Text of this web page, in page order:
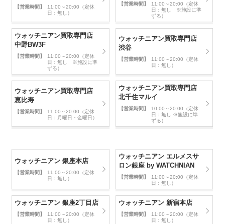
【営業時間】
11:00～20:00（定休
日：無し）
【営業時間】
11:00～20:00（定休
日：無し ※施設に準
ずる）
ウォッチニアン買取専門店
中野BW3F
【営業時間】
11:00～20:00（定休
日：無し ※施設に準
ずる）
ウォッチニアン買取専門店
渋谷
【営業時間】
11:00～20:00（定休
日：無し）
ウォッチニアン買取専門店
恵比寿
【営業時間】
11:00～20:00（定休
日：月曜日・金曜日）
ウォッチニアン買取専門店
北千住マルイ
【営業時間】
10:00～20:00（定休
日：無し ※施設に準
ずる）
ウォッチニアン 銀座本店
【営業時間】
11:00～20:00（定休
日：無し）
ウォッチニアン エルメスサ
ロン銀座 by WATCHNIAN
【営業時間】
11:00～20:00（定休
日：無し）
ウォッチニアン 銀座2丁目店
【営業時間】
11:00～20:00（定休
日：無し）
ウォッチニアン 新宿本店
【営業時間】
11:00～20:00（定休
日：無し）